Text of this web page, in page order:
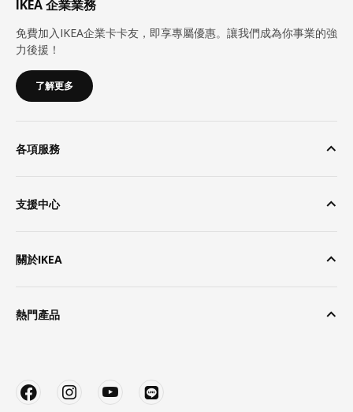
IKEA 企業業務
免費加入IKEA企業卡卡友，即享專屬優惠。讓我們成為你事業的強
力後援！
了解更多
各項服務
支援中心
關於IKEA
熱門產品